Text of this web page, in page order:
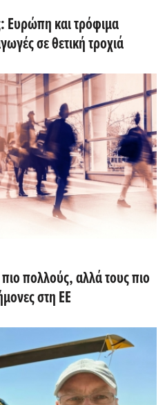
Ευρώπη και τρόφιμα
σε θετική τροχιά
πολλούς, αλλά τους πιο
στη ΕΕ